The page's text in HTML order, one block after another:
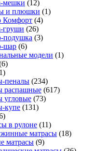
мешки (12)
и плюшки (1)
Комфорт (4)
груши (26)
подушка (3)
шар (6)
модели (1)
пеналы (234)
(617)
(73)
купе (131)
в рулоне (11)
матрасы (18)
матрасы (9)